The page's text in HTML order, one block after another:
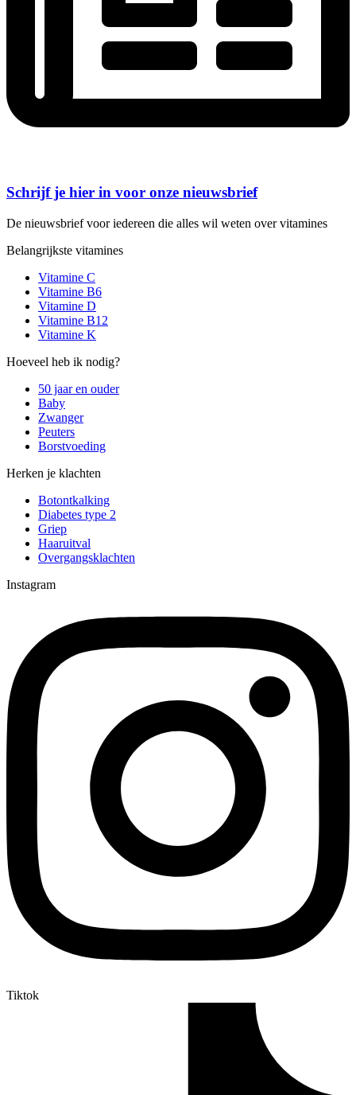
Schrijf je hier in voor onze nieuwsbrief
De nieuwsbrief voor iedereen die alles wil weten over vitamines
Belangrijkste vitamines
Vitamine C
Vitamine B6
Vitamine D
Vitamine B12
Vitamine K
Hoeveel heb ik nodig?
50 jaar en ouder
Baby
Zwanger
Peuters
Borstvoeding
Herken je klachten
Botontkalking
Diabetes type 2
Griep
Haaruitval
Overgangsklachten
Instagram
Tiktok